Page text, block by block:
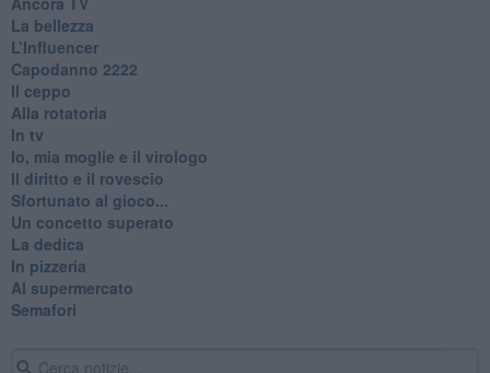
La bellezza
L’Influencer
​Capodanno 2222
Il ceppo
Alla rotatoria
In tv
Io, mia moglie e il virologo
Il diritto e il rovescio
Sfortunato al gioco...
Un concetto superato
La dedica
In pizzeria
Al supermercato
Semafori